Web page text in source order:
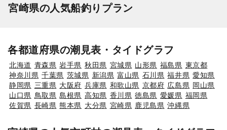
宮崎県の人気船釣りプラン
各都道府県の潮見表・タイドグラフ
北海道 青森県 岩手県 秋田県 宮城県 山形県 福島県 東京都
神奈川県 千葉県 茨城県 新潟県 富山県 石川県 福井県 愛知県
静岡県 三重県 大阪府 兵庫県 和歌山県 京都府 広島県 岡山県
山口県 鳥取県 島根県 高知県 香川県 徳島県 愛媛県 福岡県
佐賀県 長崎県 熊本県 大分県 宮崎県 鹿児島県 沖縄県